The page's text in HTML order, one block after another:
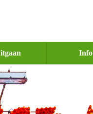
Info